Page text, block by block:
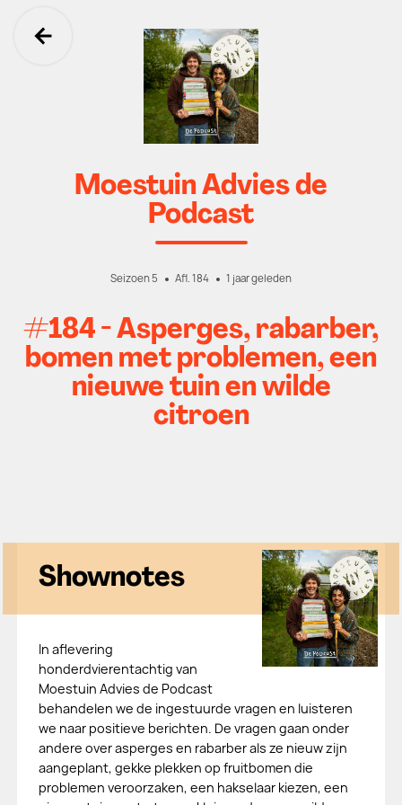
Ga terug
Moestuin Advies de
Podcast
Seizoen 5 Afl. 184 1 jaar geleden
#184 - Asperges, rabarber,
bomen met problemen, een
nieuwe tuin en wilde
citroen
Shownotes
In aflevering
honderdvierentachtig van
Moestuin Advies de Podcast
behandelen we de ingestuurde vragen en luisteren
we naar positieve berichten. De vragen gaan onder
andere over asperges en rabarber als ze nieuw zijn
aangeplant, gekke plekken op fruitbomen die
problemen veroorzaken, een hakselaar kiezen, een